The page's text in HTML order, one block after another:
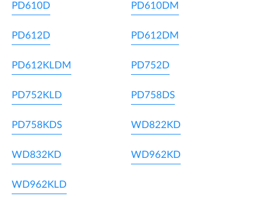
PD610D PD610DM
PD612D PD612DM
PD612KLDM PD752D
PD752KLD PD758DS
PD758KDS WD822KD
WD832KD WD962KD
WD962KLD